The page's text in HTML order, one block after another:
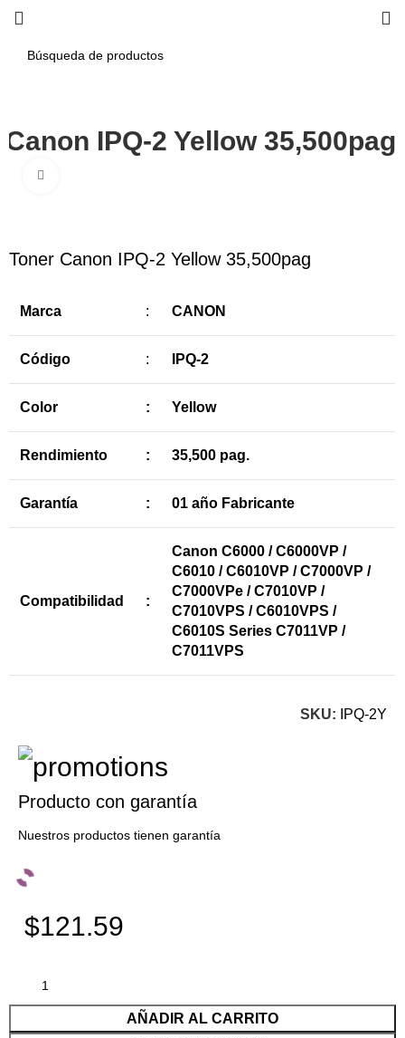
IPQ-2 Yellow 35,500pag
Toner Canon IPQ-2 Yellow 35,500pag
Marca : CANON
Código : IPQ-2
Color : Yellow
Rendimiento : 35,500 pag.
Garantía : 01 año Fabricante
Compatibilidad :
Canon C6000 / C6000VP /
C6010 / C6010VP / C7000VP /
C7000VPe / C7010VP /
C7010VPS / C6010VPS /
C6010S Series C7011VP /
C7011VPS
SKU: IPQ-2Y
Producto con garantía
Nuestros productos tienen garantía
$121.59
AÑADIR AL CARRITO